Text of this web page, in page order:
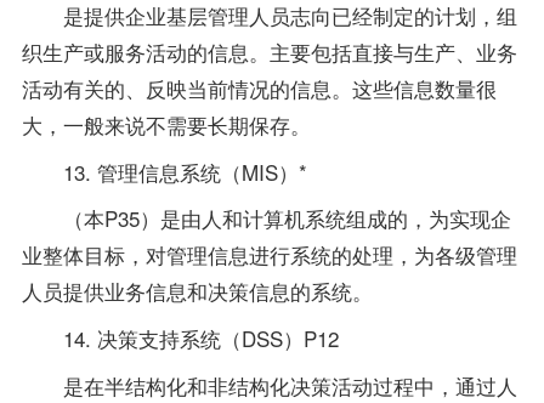
是提供企业基层管理人员志向已经制定的计划，组
织生产或服务活动的信息。主要包括直接与生产、业务
活动有关的、反映当前情况的信息。这些信息数量很
大，一般来说不需要长期保存。
13. 管理信息系统（MIS）*
（本P35）是由人和计算机系统组成的，为实现企
业整体目标，对管理信息进行系统的处理，为各级管理
人员提供业务信息和决策信息的系统。
14. 决策支持系统（DSS）P12
是在半结构化和非结构化决策活动过程中，通过人